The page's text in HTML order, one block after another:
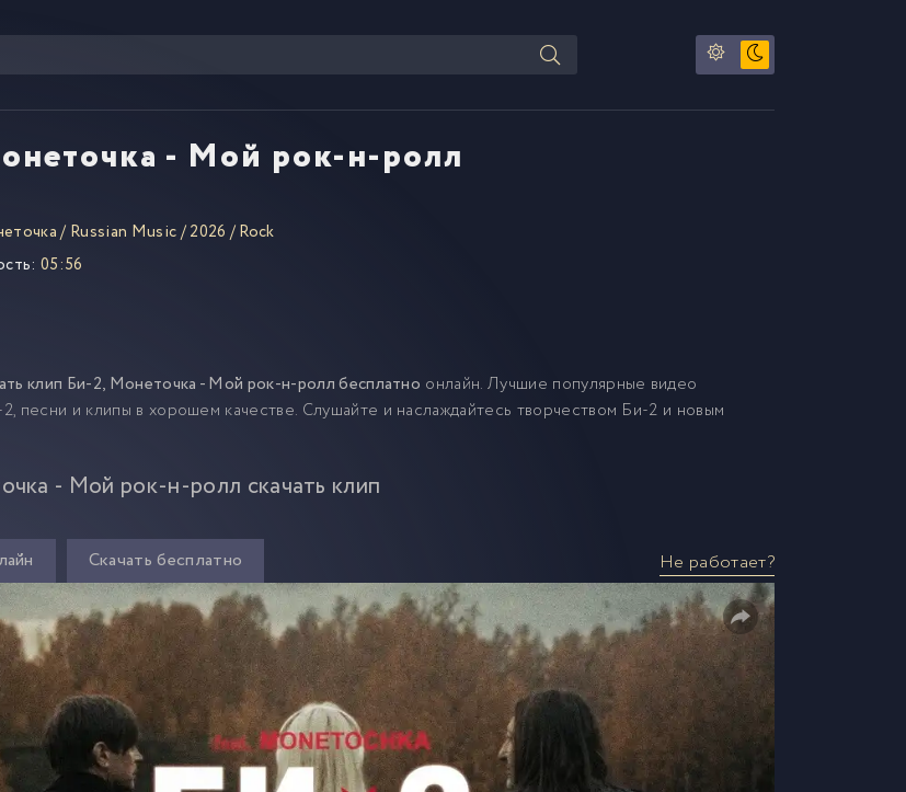
- Мой рок-н-ролл
/ Russian Music/2026 /Rock
05:56
клип Би-2, Монеточка - Мой рок-н-ролл бесплатно онлайн. Лучшие популярные видео
песни и клипы в хорошем качестве. Слушайте и наслаждайтесь творчеством Би-2 и новым
- Мой рок-н-ролл скачать клип
Скачать бесплатно Не работает?